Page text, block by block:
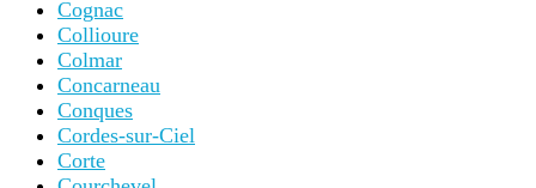
Cognac
Collioure
Colmar
Concarneau
Conques
Cordes-sur-Ciel
Corte